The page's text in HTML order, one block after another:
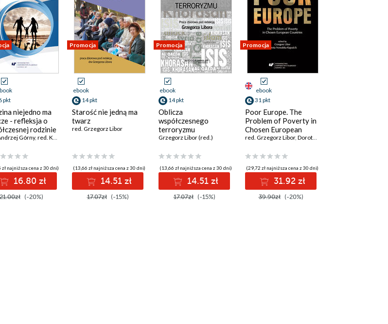
pkt
niejedno ma
- refleksja o
rodzinie
Górny, red. Katarzyna Juszczyk-Frelkiewicz red. Grzegorz Libor ,red. Agata Zygmunt
zł najniższa cena z 30 dni)
16.80 zł
(-20%)
Promocja
ebook
14 pkt
Starość nie jedną ma
twarz
red. Grzegorz Libor
(13,66 zł najniższa cena z 30 dni)
14.51 zł
17.07zł (-15%)
Promocja
ebook
14 pkt
Oblicza
współczesnego
terroryzmu
Grzegorz Libor (red.)
(13,66 zł najniższa cena z 30 dni)
14.51 zł
17.07zł (-15%)
Promocja
ebook
31 pkt
Poor Europe. The
Problem of Poverty in
Chosen European
Countries
red. Grzegorz Libor, Dorota Nowalska-Kapuścik
(29,72 zł najniższa cena z 30 dni)
31.92 zł
39.90zł (-20%)